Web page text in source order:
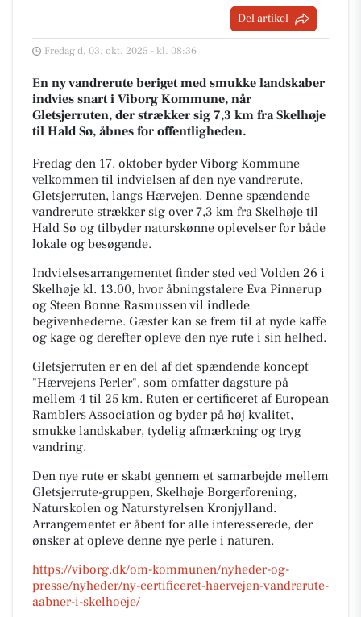
Del artikel
Fredag d. 03. okt. 2025 - kl. 08:36
En ny vandrerute beriget med smukke landskaber
indvies snart i Viborg Kommune, når
Gletsjerruten, der strækker sig 7,3 km fra Skelhøje
til Hald Sø, åbnes for offentligheden.
Fredag den 17. oktober byder Viborg Kommune
velkommen til indvielsen af den nye vandrerute,
Gletsjerruten, langs Hærvejen. Denne spændende
vandrerute strækker sig over 7,3 km fra Skelhøje til
Hald Sø og tilbyder naturskønne oplevelser for både
lokale og besøgende.
Indvielsesarrangementet finder sted ved Volden 26 i
Skelhøje kl. 13.00, hvor åbningstalere Eva Pinnerup
og Steen Bonne Rasmussen vil indlede
begivenhederne. Gæster kan se frem til at nyde kaffe
og kage og derefter opleve den nye rute i sin helhed.
Gletsjerruten er en del af det spændende koncept
"Hærvejens Perler", som omfatter dagsture på
mellem 4 til 25 km. Ruten er certificeret af European
Ramblers Association og byder på høj kvalitet,
smukke landskaber, tydelig afmærkning og tryg
vandring.
Den nye rute er skabt gennem et samarbejde mellem
Gletsjerrute-gruppen, Skelhøje Borgerforening,
Naturskolen og Naturstyrelsen Kronjylland.
Arrangementet er åbent for alle interesserede, der
ønsker at opleve denne nye perle i naturen.
https://viborg.dk/om-kommunen/nyheder-og-
presse/nyheder/ny-certificeret-haervejen-vandrerute-
aabner-i-skelhoeje/